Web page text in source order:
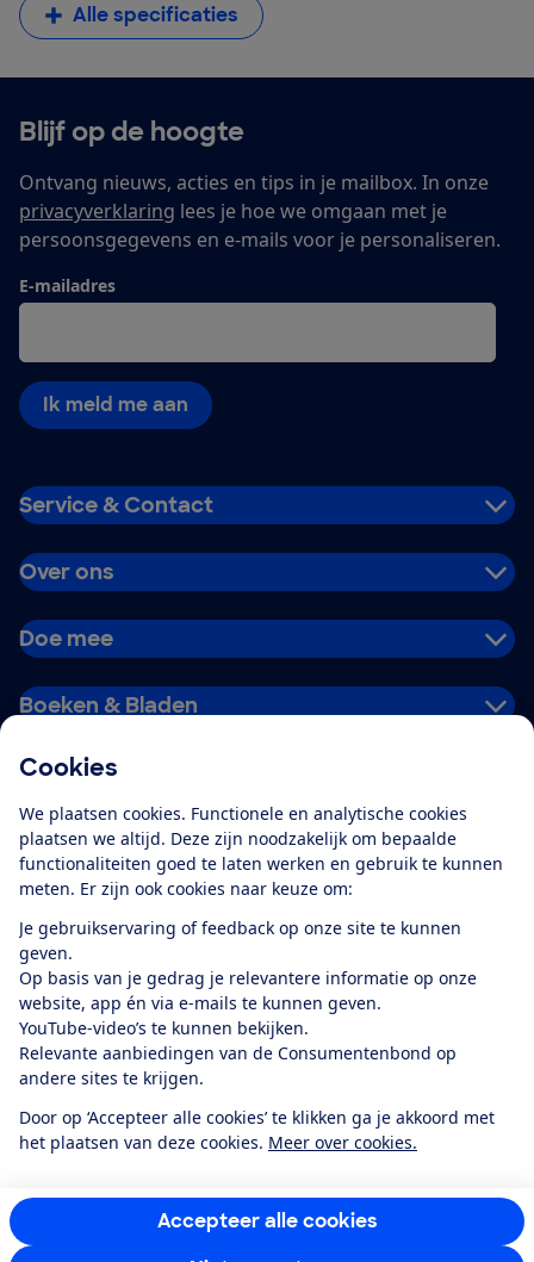
Cookies
We plaatsen cookies. Functionele en analytische cookies
plaatsen we altijd. Deze zijn noodzakelijk om bepaalde
functionaliteiten goed te laten werken en gebruik te kunnen
meten. Er zijn ook cookies naar keuze om:
Je gebruikservaring of feedback op onze site te kunnen
geven.
Op basis van je gedrag je relevantere informatie op onze
website, app én via e-mails te kunnen geven.
YouTube-video’s te kunnen bekijken.
Relevante aanbiedingen van de Consumentenbond op
andere sites te krijgen.
Door op ‘Accepteer alle cookies’ te klikken ga je akkoord met
het plaatsen van deze cookies. Meer over cookies.
Accepteer alle cookies
Alle specificaties
Blijf op de hoogte
Ontvang nieuws, acties en tips in je mailbox. In onze
privacyverklaring lees je hoe we omgaan met je
persoonsgegevens en e-mails voor je personaliseren.
E-mailadres
Ik meld me aan
Service & Contact
Over ons
Doe mee
Boeken & Bladen
Alles over de
app
Algemene Voorwaarden
Privacyverklaring
Cookiebeleid
Privacyvoorkeuren
Toegankelijkheid
RSS-feed nieuws
Facebook
TwitterInstagram
YoutubeLinkedIn
12.901consumentenbeoordelen de Consumentenbondmet gemiddeld